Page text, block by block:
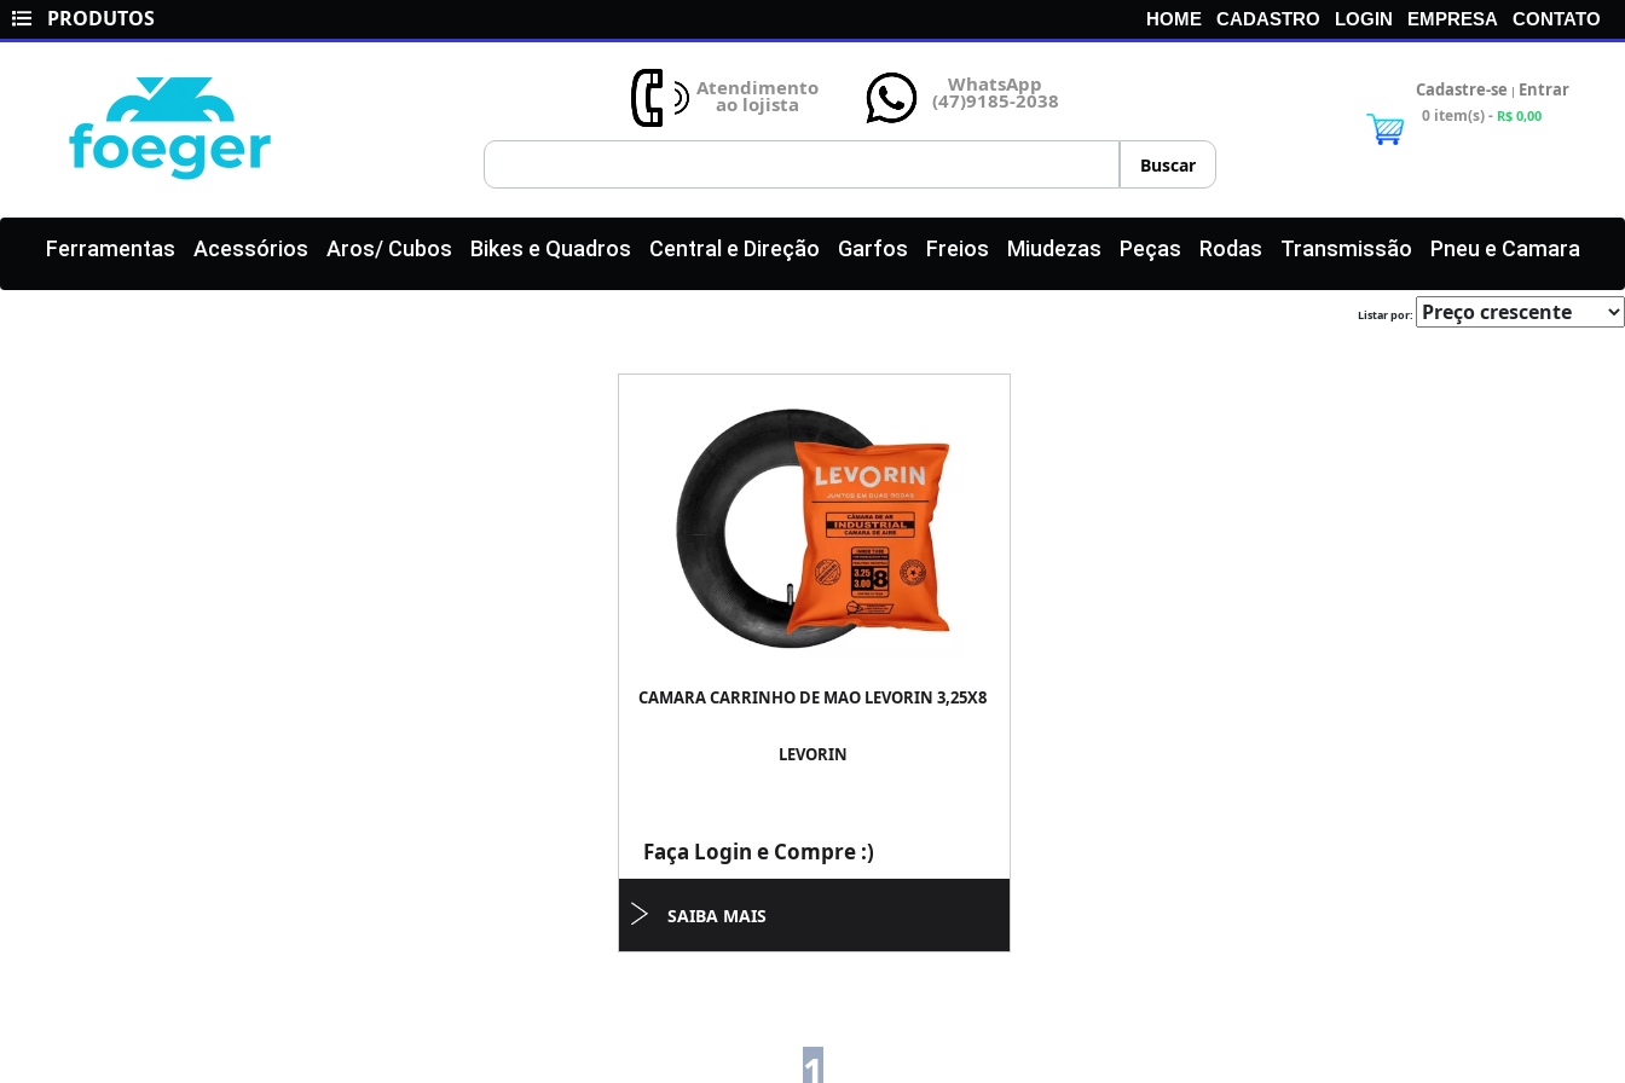
HOME CADASTRO LOGIN EMPRESA CONTATO
PRODUTOS
Atendimento
ao lojista
WhatsApp
(47)9185-2038 Cadastre-se | Entrar
0 item(s) - R$ 0,00
Ferramentas Acessórios Aros/ Cubos Bikes e Quadros Central e Direção Garfos Freios Miudezas Peças Rodas Transmissão Pneu e Camara
Listar por:
CAMARA CARRINHO DE MAO LEVORIN 3,25X8
LEVORIN
Faça Login e Compre :)
SAIBA MAIS
1